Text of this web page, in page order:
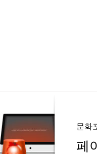
문화
페